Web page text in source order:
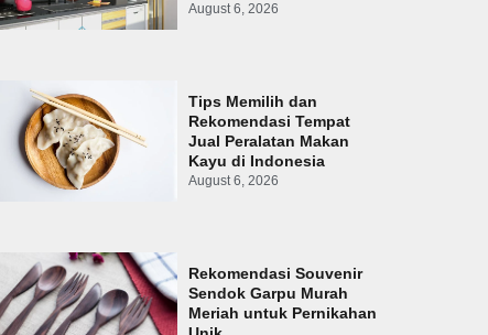
August 6, 2026
Tips Memilih dan
Rekomendasi Tempat
Jual Peralatan Makan
Kayu di Indonesia
August 6, 2026
Rekomendasi Souvenir
Sendok Garpu Murah
Meriah untuk Pernikahan